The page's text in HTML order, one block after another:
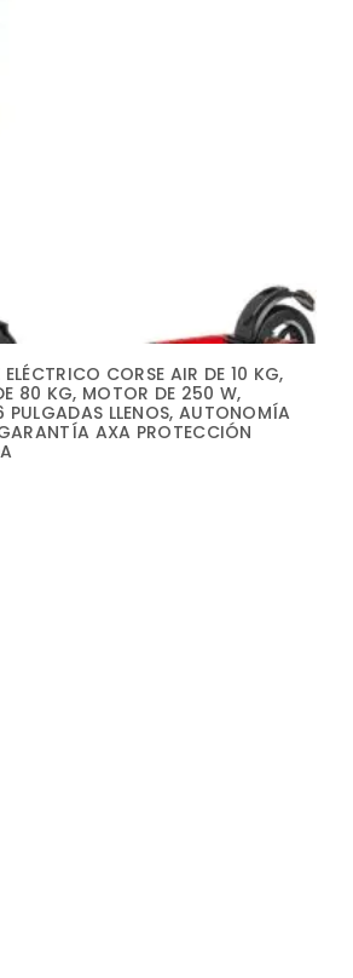
CORSE AIR DE 10 KG,
80 KG, MOTOR DE 250 W,
PULGADAS LLENOS, AUTONOMÍA
AXA PROTECCIÓN